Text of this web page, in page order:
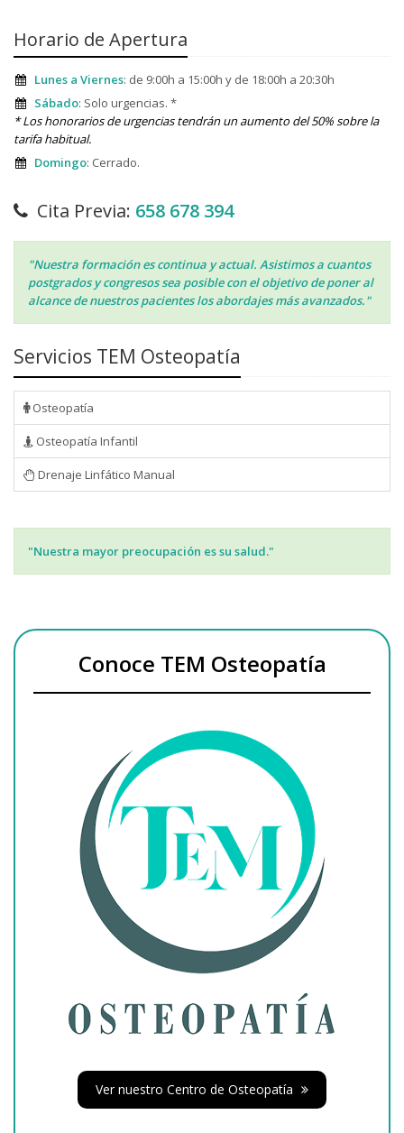
Horario de Apertura
Lunes a Viernes: de 9:00h a 15:00h y de 18:00h a 20:30h
Sábado: Solo urgencias. *
* Los honorarios de urgencias tendrán un aumento del 50% sobre la
tarifa habitual.
Domingo: Cerrado.
Cita Previa: 658 678 394
"Nuestra formación es continua y actual. Asistimos a cuantos
postgrados y congresos sea posible con el objetivo de poner al
alcance de nuestros pacientes los abordajes más avanzados."
Servicios TEM Osteopatía
Osteopatía
Osteopatía Infantil
Drenaje Linfático Manual
"Nuestra mayor preocupación es su salud."
Conoce TEM Osteopatía
Ver nuestro Centro de Osteopatía